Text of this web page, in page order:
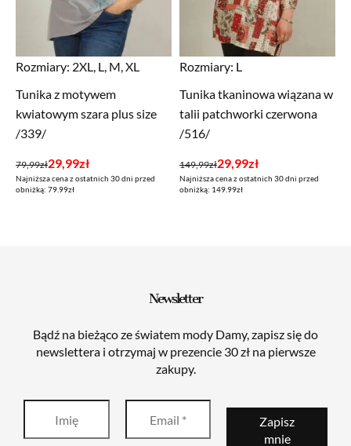
Rozmiary: 2XL, L, M, XL
Tunika z motywem
kwiatowym szara plus size
/339/
79,99zł
Pierwotna
cena
29,99zł
Aktualna
cena
Najniższa cena z ostatnich 30 dni przed
obniżką: 79.99zł
Rozmiary: L
Tunika tkaninowa wiązana w
talii patchworki czerwona
/516/
149,99zł
Pierwotna
cena
29,99zł
Aktualna
cena
Najniższa cena z ostatnich 30 dni przed
obniżką: 149.99zł
Newsletter
Bądź na bieżąco ze światem mody Damy, zapisz się do
newslettera i otrzymaj w prezencie 30 zł na pierwsze
zakupy.